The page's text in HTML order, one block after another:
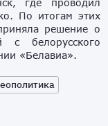
По итогам этих
решение о
с белорусского
«Белавиа».